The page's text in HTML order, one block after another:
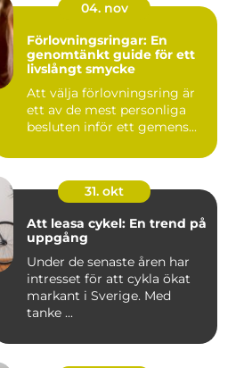
04. nov
Förlovningsringar: En
genomtänkt guide för ett
livslångt smycke
Att välja förlovningsring är
ett av de mest personliga
besluten inför ett gemens...
31. okt
Att leasa cykel: En trend på
uppgång
Under de senaste åren har
intresset för att cykla ökat
markant i Sverige. Med
tanke ...